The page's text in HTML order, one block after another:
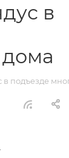
в
в подъезде